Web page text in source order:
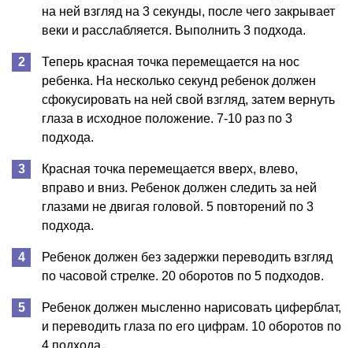
на ней взгляд на 3 секунды, после чего закрывает
веки и расслабляется. Выполнить 3 подхода.
Теперь красная точка перемещается на нос
ребенка. На несколько секунд ребенок должен
сфокусировать на ней свой взгляд, затем вернуть
глаза в исходное положение. 7-10 раз по 3
подхода.
Красная точка перемещается вверх, влево,
вправо и вниз. Ребенок должен следить за ней
глазами не двигая головой. 5 повторений по 3
подхода.
Ребенок должен без задержки переводить взгляд
по часовой стрелке. 20 оборотов по 5 подходов.
Ребенок должен мысленно нарисовать циферблат,
и переводить глаза по его цифрам. 10 оборотов по
4 подхода.